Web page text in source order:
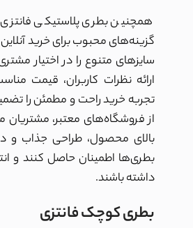
همچنین بطری پلاستیکی فانتزی
گزینه‌های محبوب برای خرید
سایزهای متنوع را در اختیار
ارائه نظرات کاربران، قیمت
تجربه خرید راحت و مطمئن را
از فروشگاه‌های معتبر، مشتریان
بالای محصول، طراحی جذاب و
بطری‌ها اطمینان حاصل کنند و
داشته باشند.
بطری کوچک فانتزی